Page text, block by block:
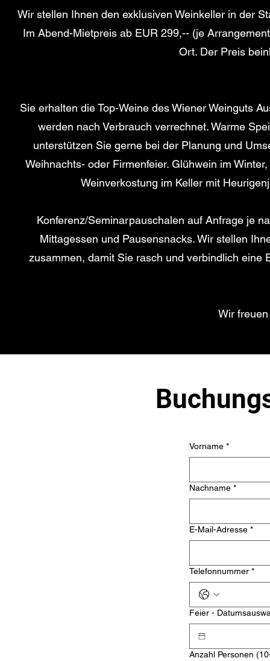
Wir stellen Ihnen den exklusiven Weinkeller in der
Im Abend-Mietpreis ab EUR 299,-- (je
Ort. Der Preis
Sie erhalten die Top-Weine des Wiener Weinguts
werden nach Verbrauch verrechnet. Warme
unterstützen Sie gerne bei der Planung und
Weihnachts- oder Firmenfeier. Glühwein im
Weinverkostung im Keller mit
Konferenz/Seminarpauschalen auf Anfrage je
Mittagessen und Pausensnacks. Wir stellen
zusammen, damit Sie rasch und verbindlich eine
Wir
Vorname *
Nachname *
E-Mail-Adresse *
Telefonnummer *
Feier -
Anzahl Personen